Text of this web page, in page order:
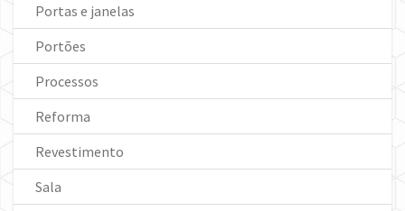
Portas e janelas
Portões
Processos
Reforma
Revestimento
Sala